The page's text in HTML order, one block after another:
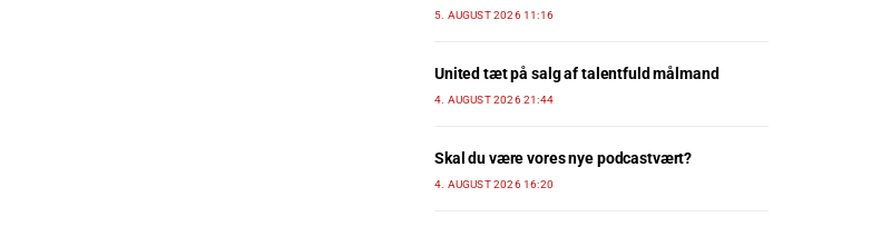
5. AUGUST 2026 11:16
United tæt på salg af talentfuld målmand
4. AUGUST 2026 21:44
Skal du være vores nye podcastvært?
4. AUGUST 2026 16:20